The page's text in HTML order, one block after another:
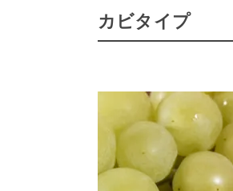
カビタイプ